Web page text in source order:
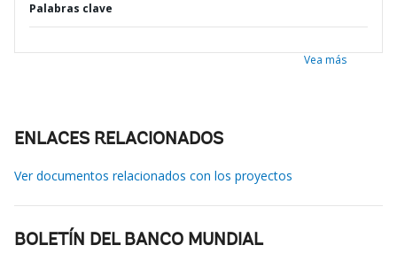
Palabras clave
Vea más
ENLACES RELACIONADOS
Ver documentos relacionados con los proyectos
BOLETÍN DEL BANCO MUNDIAL